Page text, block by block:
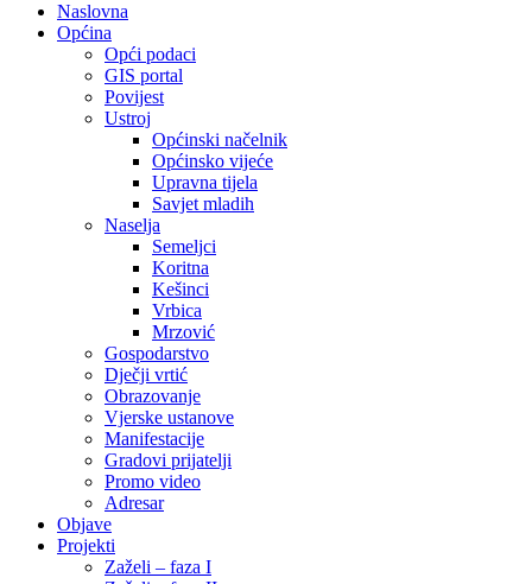
Naslovna
Općina
Opći podaci
GIS portal
Povijest
Ustroj
Općinski načelnik
Općinsko vijeće
Upravna tijela
Savjet mladih
Naselja
Semeljci
Koritna
Kešinci
Vrbica
Mrzović
Gospodarstvo
Dječji vrtić
Obrazovanje
Vjerske ustanove
Manifestacije
Gradovi prijatelji
Promo video
Adresar
Objave
Projekti
Zaželi – faza I